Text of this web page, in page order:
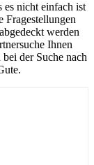
es nicht einfach ist
Fragestellungen
werden
Ihnen
der Suche nach